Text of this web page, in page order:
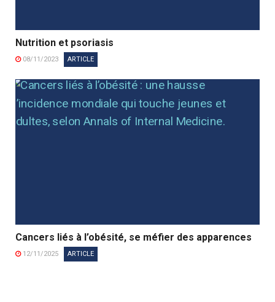
Nutrition et psoriasis
08/11/2023 ARTICLE
Cancers liés à l’obésité, se méfier des apparences
12/11/2025 ARTICLE